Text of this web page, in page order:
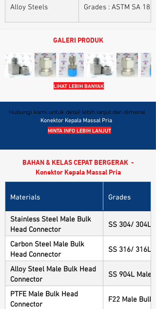
Alloy Steels Grades : ASTM SA
GALERI PRODUK
LIHAT LEBIH BANYAK
Hubungi kami untuk detail lebih lanjut dan dimensi
Konektor Kepala Massal Pria
MINTA INFO LEBIH LANJUT
BAHAN & KELAS CEPAT BERGERAK -
Konektor Kepala Massal Pria
Materials Grades
Stainless Steel Male Bulk
Head Connector
SS 304/ 304L
Carbon Steel Male Bulk
Head Connector
SS 316/ 316L
Alloy Steel Male Bulk Head
Connector
SS 904L Male
PTFE Male Bulk Head
Connector
F22 Male Bulk